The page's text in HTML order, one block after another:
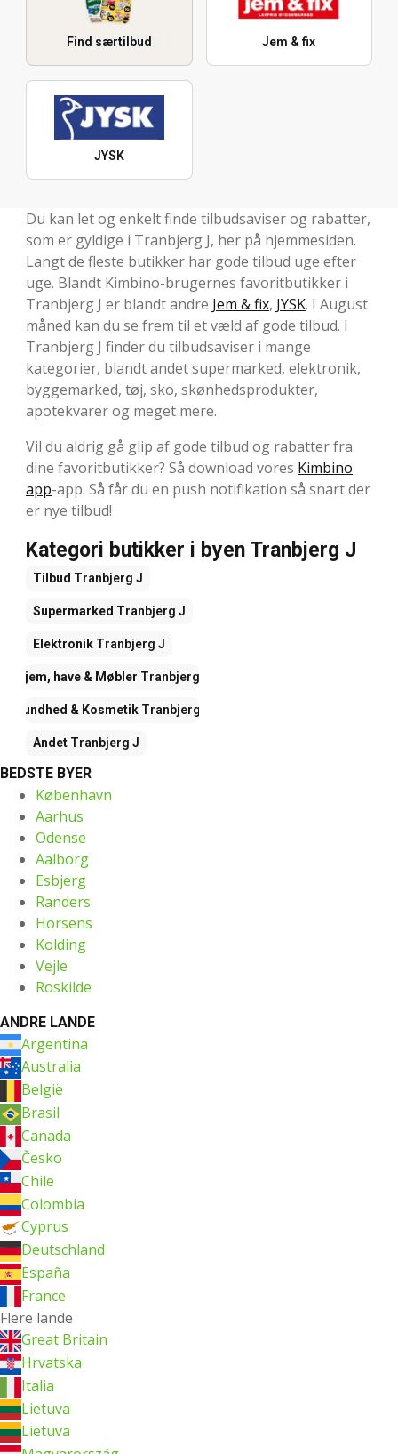
Find særtilbud Jem & fix
JYSK
Du kan let og enkelt finde tilbudsaviser og rabatter,
som er gyldige i Tranbjerg J, her på hjemmesiden.
Langt de fleste butikker har gode tilbud uge efter
uge. Blandt Kimbino-brugernes favoritbutikker i
Tranbjerg J er blandt andre Jem & fix, JYSK. I August
måned kan du se frem til et væld af gode tilbud. I
Tranbjerg J finder du tilbudsaviser i mange
kategorier, blandt andet supermarked, elektronik,
byggemarked, tøj, sko, skønhedsprodukter,
apotekvarer og meget mere.
Vil du aldrig gå glip af gode tilbud og rabatter fra
dine favoritbutikker? Så download vores Kimbino
app-app. Så får du en push notifikation så snart der
er nye tilbud!
Kategori butikker i byen Tranbjerg J
Tilbud Tranbjerg J
Supermarked Tranbjerg J
Elektronik Tranbjerg J
Hjem, have & Møbler Tranbjerg J
Sundhed & KosmetikTranbjerg J
Andet Tranbjerg J
BEDSTE BYER
København
Aarhus
Odense
Aalborg
Esbjerg
Randers
Horsens
Kolding
Vejle
Roskilde
ANDRE LANDE
Argentina
Australia
België
Brasil
Canada
Česko
Chile
Colombia
Cyprus
Deutschland
España
France
Flere lande
Great Britain
Hrvatska
Italia
Lietuva
Lietuva